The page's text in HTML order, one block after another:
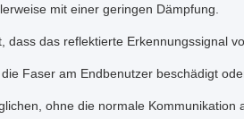
mit einer geringen Dämpfung.
dass das reflektierte Erkennungssignal
Faser am Endbenutzer beschädigt
ohne die normale Kommunikation